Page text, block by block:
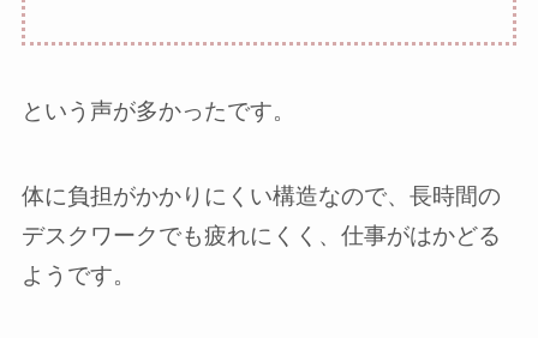
という声が多かったです。
体に負担がかかりにくい構造なので、長時間の
デスクワークでも疲れにくく、仕事がはかどる
ようです。